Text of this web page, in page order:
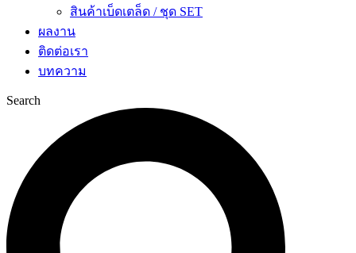
สินค้าเบ็ดเตล็ด / ชุด SET
ผลงาน
ติดต่อเรา
บทความ
Search